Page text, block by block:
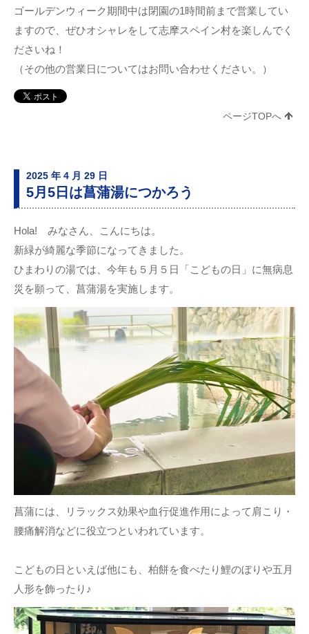
ゴールデンウィーク期間中は閉園の1時間前まで営業してい
ますので、ぜひオシャレをして志摩スペイン村を楽しんでく
ださいね！
（その他の営業日についてはお問い合わせください。）
ページTOPへ
2025 年 4 月 29 日
5月5日は菖蒲湯につかろう
Hola! みなさん、こんにちは。
新緑が綺麗な季節になってきました。
ひまわりの湯では、今年も５月５日「こどもの日」に無病息
災を願って、菖蒲湯を実施します。
菖蒲には、リラックス効果や血行促進作用によって肩こり・
腰痛解消などに役立つといわれています。
こどもの日といえば他にも、柏餅を食べたり鯉のぼりや五月
人形を飾ったり♪